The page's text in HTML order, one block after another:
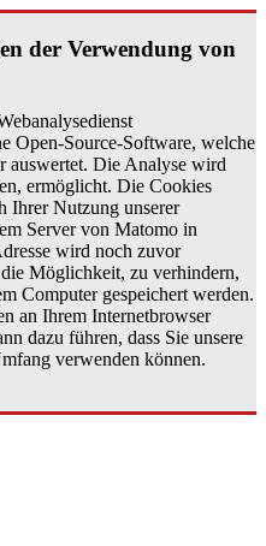
der Ver­wen­dung von
Open-Source-Software, welche
auswertet. Die Analyse wird
ermöglicht. Die Cookies
Ihrer Nutzung unserer
Server von Matomo in
wird noch zuvor
Möglichkeit, zu verhindern,
Computer gespeichert werden.
an Ihrem Internetbrowser
dazu führen, dass Sie unsere
verwenden können.